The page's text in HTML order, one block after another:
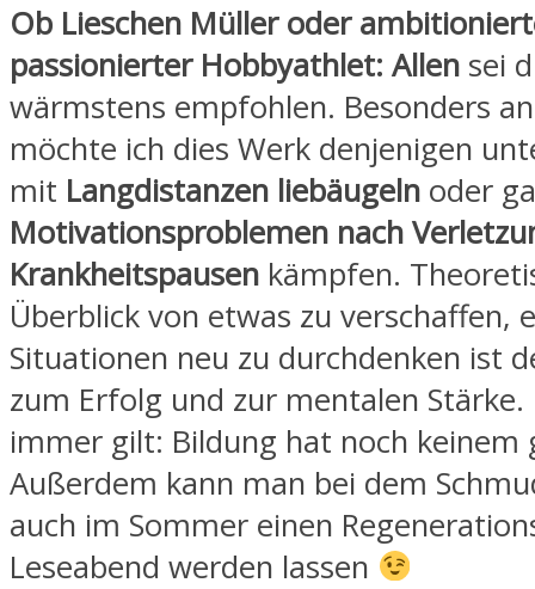
Ob Lieschen Müller oder
passionierter Hobbyathlet: Allen sei
wärmstens empfohlen. Besonders
möchte ich dies Werk denjenigen
mit Langdistanzen liebäugeln oder
Motivationsproblemen nach
Krankheitspausen kämpfen.
Überblick von etwas zu verschaffen,
Situationen neu zu durchdenken ist
zum Erfolg und zur mentalen Stärke.
immer gilt: Bildung hat noch keinem
Außerdem kann man bei dem
auch im Sommer einen
Leseabend werden lassen